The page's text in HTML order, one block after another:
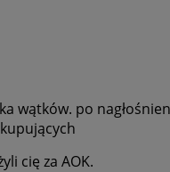
wątków. po
cię za AOK.